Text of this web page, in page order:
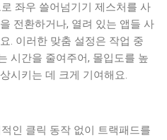
좌우 쓸어넘기기 제스처를 사
전환하거나, 열려 있는 앱들 사
. 이러한 맞춤 설정은 작업 중
시간을 줄여주어, 몰입도를 높
시키는 데 크게 기여해요.
인 클릭 동작 없이 트랙패드를